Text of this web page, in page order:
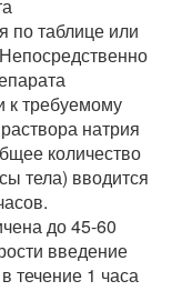
по таблице или
к требуемому
натрия
количество
тела) вводится
до 45-60
введение
течение 1 часа